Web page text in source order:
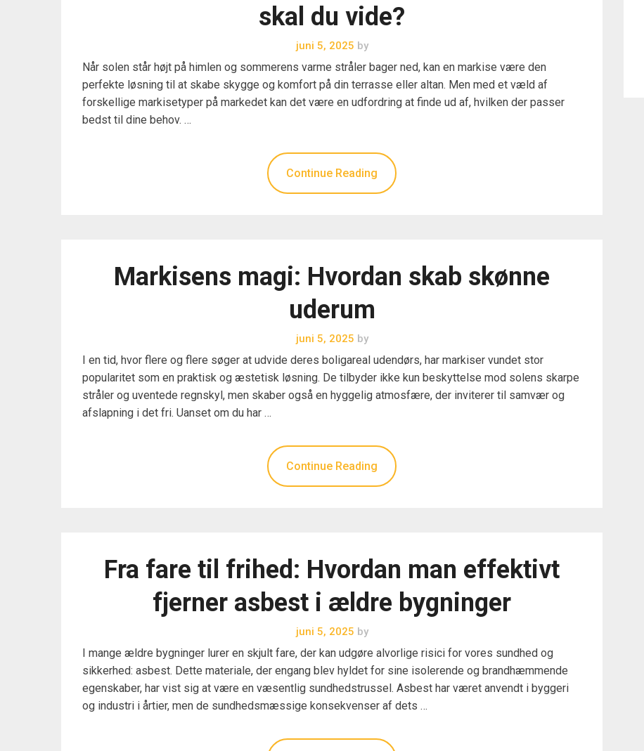
skal du vide?
juni 5, 2025 by
Når solen står højt på himlen og sommerens varme stråler bager ned, kan en markise være den
perfekte løsning til at skabe skygge og komfort på din terrasse eller altan. Men med et væld af
forskellige markisetyper på markedet kan det være en udfordring at finde ud af, hvilken der passer
bedst til dine behov. …
Continue Reading
Markisens magi: Hvordan skab skønne
uderum
juni 5, 2025 by
I en tid, hvor flere og flere søger at udvide deres boligareal udendørs, har markiser vundet stor
popularitet som en praktisk og æstetisk løsning. De tilbyder ikke kun beskyttelse mod solens skarpe
stråler og uventede regnskyl, men skaber også en hyggelig atmosfære, der inviterer til samvær og
afslapning i det fri. Uanset om du har …
Continue Reading
Fra fare til frihed: Hvordan man effektivt
fjerner asbest i ældre bygninger
juni 5, 2025 by
I mange ældre bygninger lurer en skjult fare, der kan udgøre alvorlige risici for vores sundhed og
sikkerhed: asbest. Dette materiale, der engang blev hyldet for sine isolerende og brandhæmmende
egenskaber, har vist sig at være en væsentlig sundhedstrussel. Asbest har været anvendt i byggeri
og industri i årtier, men de sundhedsmæssige konsekvenser af dets …